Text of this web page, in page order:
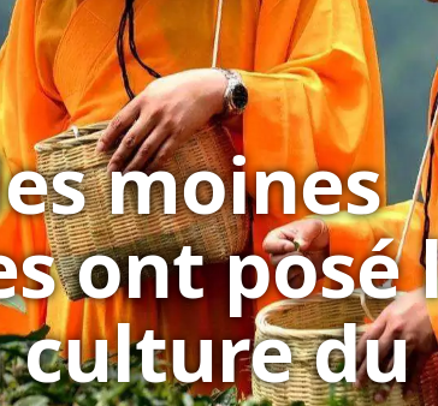
moines
ont posé
culture du